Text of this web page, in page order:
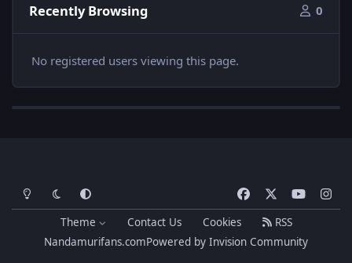
Recently Browsing 0
No registered users viewing this page.
Light ModeDark ModeSystem Preference
a
c
e
o
u
t
n
Theme Contact Us Cookies
RSS
Nandamurifans.comPowered by Invision Community